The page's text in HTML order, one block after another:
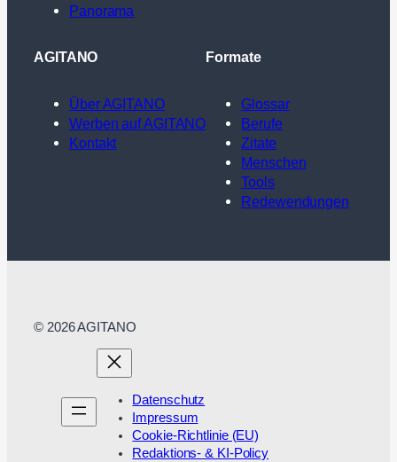
Panorama
AGITANO
Über AGITANO
Werben auf AGITANO
Kontakt
Formate
Glossar
Berufe
Zitate
Menschen
Tools
Redewendungen
© 2026 AGITANO
Datenschutz
Impressum
Cookie-Richtlinie (EU)
Redaktions- & KI-Policy